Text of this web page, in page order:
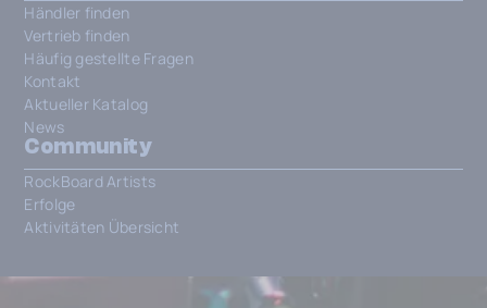
Händler finden
Vertrieb finden
Häufig gestellte Fragen
Kontakt
Aktueller Katalog
News
Community
RockBoard Artists
Erfolge
Aktivitäten Übersicht